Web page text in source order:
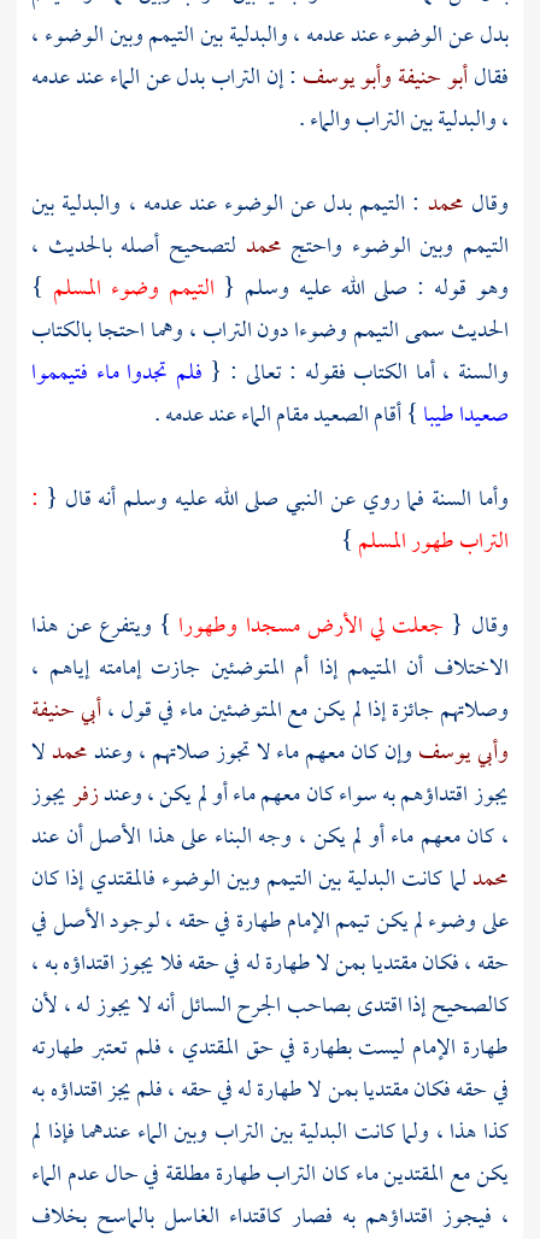
بدل عن الوضوء عند عدمه ، والبدلية بين التيمم وبين الوضوء ،
فقالأبو حنيفةوأبو يوسف : إن التراب بدل عن الماء عند عدمه
، والبدلية بين التراب والماء .
وقال محمد : التيمم بدل عن الوضوء عند عدمه ، والبدلية بين
التيمم وبين الوضوء واحتج محمد لتصحيح أصله بالحديث ،
وهو قوله : صلى الله عليه وسلم { التيمم وضوء المسلم }
الحديث سمى التيمم وضوءا دون التراب ، وهما احتجا بالكتاب
والسنة ، أما الكتاب فقوله : تعالى : { فلم تجدوا ماء فتيمموا
صعيدا طيبا} أقام الصعيد مقام الماء عند عدمه .
وأما السنة فما روي عن النبي صلى الله عليه وسلم أنه قال { :
التراب طهور المسلم}
وقال { جعلت لي الأرض مسجدا وطهورا } ويتفرع عن هذا
الاختلاف أن المتيمم إذا أم المتوضئين جازت إمامته إياهم ،
وصلاتهم جائزة إذا لم يكن مع المتوضئين ماء في قول ،أبي حنيفة
وأبي يوسفوإن كان معهم ماء لا تجوز صلاتهم ، وعندمحمدلا
يجوز اقتداؤهم به سواء كان معهم ماء أو لم يكن ، وعندزفريجوز
، كان معهم ماء أو لم يكن ، وجه البناء على هذا الأصل أن عند
محمدلما كانت البدلية بين التيمم وبين الوضوء فالمقتدي إذا كان
على وضوء لم يكن تيمم الإمام طهارة في حقه ، لوجود الأصل في
حقه ، فكان مقتديا بمن لا طهارة له في حقه فلا يجوز اقتداؤه به ،
كالصحيح إذا اقتدى بصاحب الجرح السائل أنه لا يجوز له ، لأن
طهارة الإمام ليست بطهارة في حق المقتدي ، فلم تعتبر طهارته
في حقه فكان مقتديا بمن لا طهارة له في حقه ، فلم يجز اقتداؤه به
كذا هذا ، ولما كانت البدلية بين التراب وبين الماء عندهما فإذا لم
يكن مع المقتدين ماء كان التراب طهارة مطلقة في حال عدم الماء
، فيجوز اقتداؤهم به فصار كاقتداء الغاسل بالماسح بخلاف